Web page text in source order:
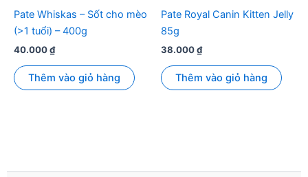
Pate Whiskas – Sốt cho mèo
(>1 tuổi) – 400g
40.000₫
Thêm vào giỏ hàng
Pate Royal Canin Kitten Jelly
85g
38.000₫
Thêm vào giỏ hàng